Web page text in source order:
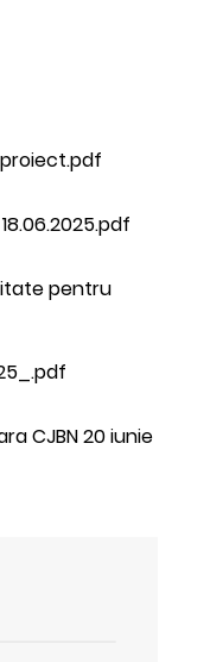
pentru
CJBN 20 iunie